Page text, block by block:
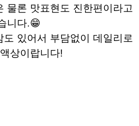
물론 맛표현도 진한편이라고
니다.😁
도 있어서 부담없이 데일리로
상이랍니다!